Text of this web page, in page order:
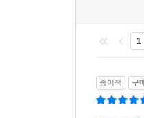
견해에 따르
대중을 정복
필요했다. “
괴벨스가 발
(체육궁전 집
“그대들은
원하는가?”
혼란” 속으로
1
종이책 구